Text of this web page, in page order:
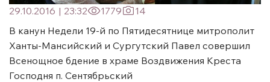
29.10.2016 | 23:32 1779
14
В канун Недели 19-й по Пятидесятнице митрополит
Ханты-Мансийский и Сургутский Павел совершил
Всенощное бдение в храме Воздвижения Креста
Господня п. Сентябрьский